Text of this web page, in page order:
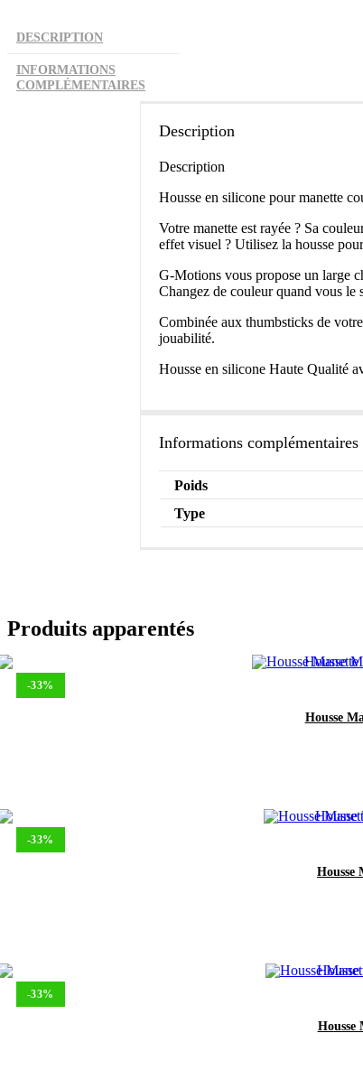
DESCRIPTION
INFORMATIONS
COMPLÉMENTAIRES
Description
Description
Housse en silicone pour manette
Votre manette est rayée ? Sa
effet visuel ? Utilisez la housse
G-Motions vous propose un large
Changez de couleur quand vous le
Combinée aux thumbsticks de
jouabilité.
Housse en silicone Haute Qualité
Informations complémentaires
Poids
Type
Produits apparentés
-33%
Housse
-33%
Housse
-33%
Housse